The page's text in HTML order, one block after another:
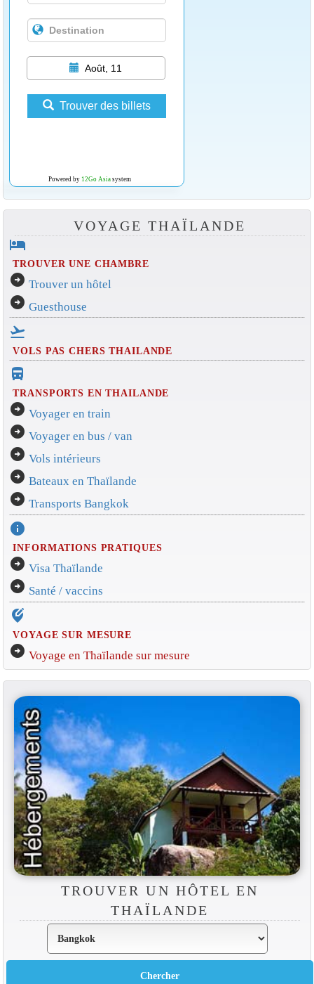
Août, 11
Trouver des billets
Powered by 12Go Asiasystem
VOYAGE THAÏLANDE
hotel
TROUVER UNE CHAMBRE
arrow_circle_right Trouver un hôtel
arrow_circle_right Guesthouse
flight_takeoff
VOLS PAS CHERS THAILANDE
directions_bus_filled
TRANSPORTS EN THAILANDE
arrow_circle_right Voyager en train
arrow_circle_right Voyager en bus / van
arrow_circle_right Vols intérieurs
arrow_circle_right Bateaux en Thaïlande
arrow_circle_right Transports Bangkok
info
INFORMATIONS PRATIQUES
arrow_circle_right Visa Thaïlande
arrow_circle_right Santé / vaccins
edit_location_alt
VOYAGE SUR MESURE
arrow_circle_right Voyage en Thaïlande sur mesure
TROUVER UN HÔTEL EN
THAÏLANDE